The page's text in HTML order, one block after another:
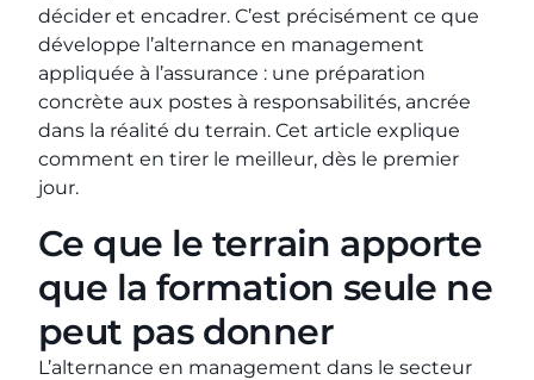
décider et encadrer. C’est précisément ce que
développe l’alternance en management
appliquée à l’assurance : une préparation
concrète aux postes à responsabilités, ancrée
dans la réalité du terrain. Cet article explique
comment en tirer le meilleur, dès le premier
jour.
Ce que le terrain apporte
que la formation seule ne
peut pas donner
L’alternance en management dans le secteur